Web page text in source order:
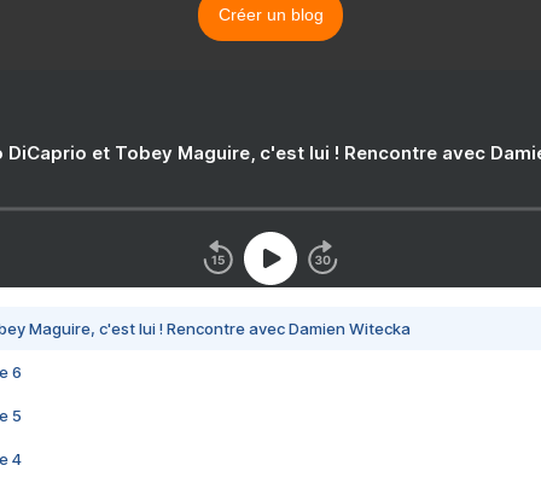
Créer un blog
DiCaprio et Tobey Maguire, c'est lui ! Rencontre avec
Maguire, c'est lui ! Rencontre avec Damien Witecka
6
5
4